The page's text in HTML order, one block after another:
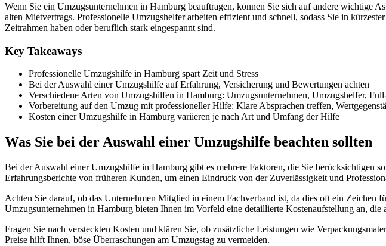
Wenn Sie ein Umzugsunternehmen in Hamburg beauftragen, können Sie sich auf andere wichtige
alten Mietvertrags. Professionelle Umzugshelfer arbeiten effizient und schnell, sodass Sie in
Zeitrahmen haben oder beruflich stark eingespannt sind.
Key Takeaways
Professionelle Umzugshilfe in Hamburg spart Zeit und Stress
Bei der Auswahl einer Umzugshilfe auf Erfahrung, Versicherung und Bewertungen achten
Verschiedene Arten von Umzugshilfen in Hamburg: Umzugsunternehmen, Umzugshelfer,
Vorbereitung auf den Umzug mit professioneller Hilfe: Klare Absprachen treffen,
Kosten einer Umzugshilfe in Hamburg variieren je nach Art und Umfang der Hilfe
Was Sie bei der Auswahl einer Umzugshilfe beachten sollten
Bei der Auswahl einer Umzugshilfe in Hamburg gibt es mehrere Faktoren, die Sie berücksichtigen
Erfahrungsberichte von früheren Kunden, um einen Eindruck von der Zuverlässigkeit und
Achten Sie darauf, ob das Unternehmen Mitglied in einem Fachverband ist, da dies oft ein Zeichen
Umzugsunternehmen in Hamburg bieten Ihnen im Vorfeld eine detaillierte Kostenaufstellung an, die
Fragen Sie nach versteckten Kosten und klären Sie, ob zusätzliche Leistungen wie
Preise hilft Ihnen, böse Überraschungen am Umzugstag zu vermeiden.